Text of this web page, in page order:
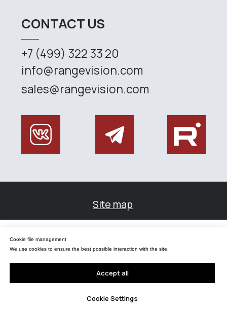
Мы используем файлы cookie для обеспечения наилучшего взаимодействия с
сайтом.
Принять все
Настройки Cookie
Cookie file management
We use cookies to ensure the best possible interaction with the site.
Accept all
Cookie Settings